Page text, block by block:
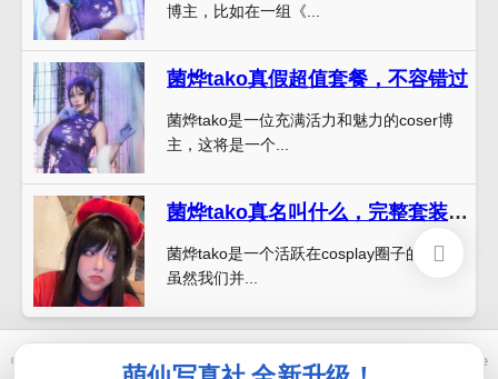
博主，比如在一组《...
菌烨tako真假超值套餐，不容错过
菌烨tako是一位充满活力和魅力的coser博
主，这将是一个...
菌烨tako真名叫什么，完整套装来袭
菌烨tako是一个活跃在cosplay圈子的博主，
虽然我们并...
© 2021-2026 优马卿 | ICP备案 XXX 号 | Theme by ttcrivpe